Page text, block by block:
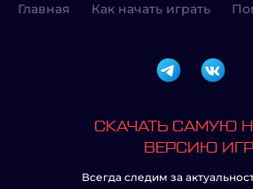
Главная Как начать играть
СКАЧАТЬ САМУЮ
ВЕРСИЮ ИГР
Всегда следим за